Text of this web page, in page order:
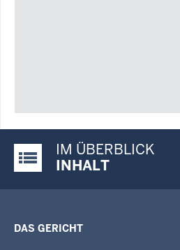
Justiz-Portal im Überblick:
IM ÜBERBLICK
INHALT
DAS GERICHT